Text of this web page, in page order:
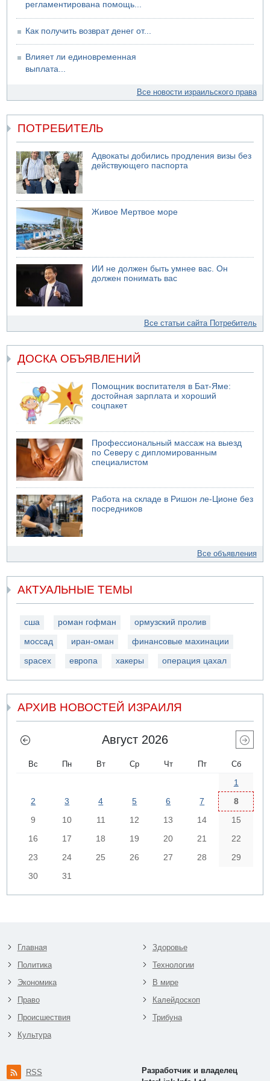
регламентирована помощь...
Как получить возврат денег от...
Влияет ли единовременная
выплата...
Все новости израильского права
ПОТРЕБИТЕЛЬ
Адвокаты добились продления визы без
действующего паспорта
Живое Мертвое море
ИИ не должен быть умнее вас. Он
должен понимать вас
Все статьи сайта Потребитель
ДОСКА ОБЪЯВЛЕНИЙ
Помощник воспитателя в Бат-Яме:
достойная зарплата и хороший
соцпакет
Профессиональный массаж на выезд
по Северу с дипломированным
специалистом
Работа на складе в Ришон ле-Ционе без
посредников
Все объявления
АКТУАЛЬНЫЕ ТЕМЫ
сша роман гофман ормузский пролив
моссад иран-оман финансовые махинации
spacex европа хакеры операция цахал
АРХИВ НОВОСТЕЙ ИЗРАИЛЯ
Август 2026
Вс Пн Вт Ср Чт Пт Сб
1
2
3 4 5 6 7
8
9
10 11 12 13 14
15
16
17 18 19 20 21
22
23
24 25 26 27 28
29
30
31
Главная
Политика
Экономика
Право
Происшествия
Культура
Здоровье
Технологии
В мире
Калейдоскоп
Трибуна
RSS
Разработчик и владелец